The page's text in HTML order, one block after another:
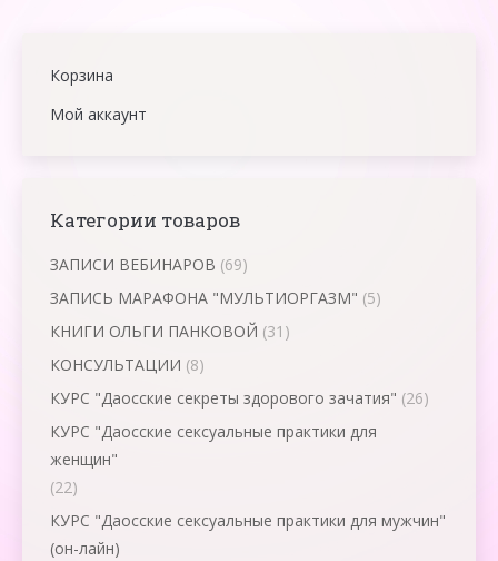
Корзина
Мой аккаунт
Категории товаров
ЗАПИСИ ВЕБИНАРОВ (69)
ЗАПИСЬ МАРАФОНА "МУЛЬТИОРГАЗМ" (5)
КНИГИ ОЛЬГИ ПАНКОВОЙ (31)
КОНСУЛЬТАЦИИ (8)
КУРС "Даосские секреты здорового зачатия" (26)
КУРС "Даосские сексуальные практики для
женщин"
(22)
КУРС "Даосские сексуальные практики для мужчин"
(он-лайн)